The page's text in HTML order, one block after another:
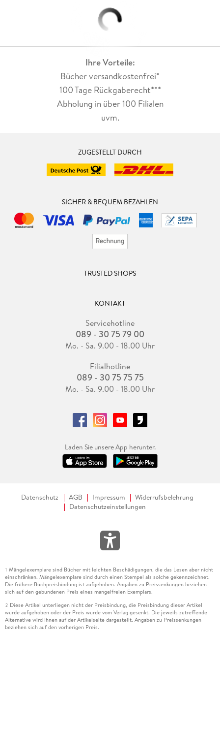
Ihre Vorteile:
Bücher versandkostenfrei*
100 Tage Rückgaberecht***
Abholung in über 100 Filialen
uvm.
ZUGESTELLT DURCH
SICHER & BEQUEM BEZAHLEN
TRUSTED SHOPS
KONTAKT
Servicehotline
089 - 30 75 79 00
Mo. - Sa. 9.00 - 18.00 Uhr
Filialhotline
089 - 30 75 75 75
Mo. - Sa. 9.00 - 18.00 Uhr
Laden Sie unsere App herunter.
Datenschutz AGB Impressum
Widerrufsbelehrung
Datenschutzeinstellungen
1 Mängelexemplare sind Bücher mit leichten Beschädigungen, die das Lesen aber nicht
einschränken. Mängelexemplare sind durch einen Stempel als solche gekennzeichnet.
Die frühere Buchpreisbindung ist aufgehoben. Angaben zu Preissenkungen beziehen
sich auf den gebundenen Preis eines mangelfreien Exemplars.
2 Diese Artikel unterliegen nicht der Preisbindung, die Preisbindung dieser Artikel
wurde aufgehoben oder der Preis wurde vom Verlag gesenkt. Die jeweils zutreffende
Alternative wird Ihnen auf der Artikelseite dargestellt. Angaben zu Preissenkungen
beziehen sich auf den vorherigen Preis.